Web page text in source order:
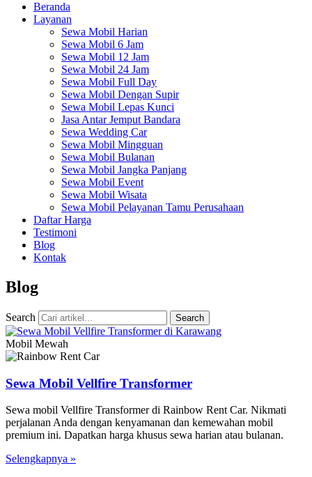
Beranda
Layanan
Sewa Mobil Harian
Sewa Mobil 6 Jam
Sewa Mobil 12 Jam
Sewa Mobil 24 Jam
Sewa Mobil Full Day
Sewa Mobil Dengan Supir
Sewa Mobil Lepas Kunci
Jasa Antar Jemput Bandara
Sewa Wedding Car
Sewa Mobil Mingguan
Sewa Mobil Bulanan
Sewa Mobil Jangka Panjang
Sewa Mobil Event
Sewa Mobil Wisata
Sewa Mobil Pelayanan Tamu Perusahaan
Daftar Harga
Testimoni
Blog
Kontak
Blog
Search Search
Mobil Mewah
Sewa Mobil Vellfire Transformer
Sewa mobil Vellfire Transformer di Rainbow Rent Car. Nikmati
perjalanan Anda dengan kenyamanan dan kemewahan mobil
premium ini. Dapatkan harga khusus sewa harian atau bulanan.
Selengkapnya »